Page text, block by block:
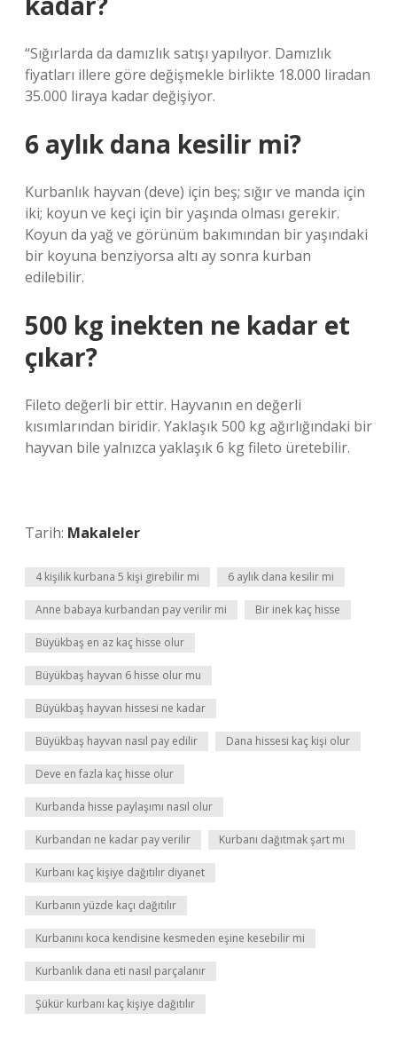
“Sığırlarda da damızlık satışı yapılıyor. Damızlık
fiyatları illere göre değişmekle birlikte 18.000 liradan
35.000 liraya kadar değişiyor.
6 aylık dana kesilir mi?
Kurbanlık hayvan (deve) için beş; sığır ve manda için
iki; koyun ve keçi için bir yaşında olması gerekir.
Koyun da yağ ve görünüm bakımından bir yaşındaki
bir koyuna benziyorsa altı ay sonra kurban
edilebilir.
500 kg inekten ne kadar et
çıkar?
Fileto değerli bir ettir. Hayvanın en değerli
kısımlarından biridir. Yaklaşık 500 kg ağırlığındaki bir
hayvan bile yalnızca yaklaşık 6 kg fileto üretebilir.
Tarih: Makaleler
4 kişilik kurbana 5 kişi girebilir mi 6 aylık dana kesilir mi
Anne babaya kurbandan pay verilir mi Bir inek kaç hisse
Büyükbaş en az kaç hisse olur
Büyükbaş hayvan 6 hisse olur mu
Büyükbaş hayvan hissesi ne kadar
Büyükbaş hayvan nasıl pay edilir Dana hissesi kaç kişi olur
Deve en fazla kaç hisse olur
Kurbanda hisse paylaşımı nasıl olur
Kurbandan ne kadar pay verilir Kurbanı dağıtmak şart mı
Kurbanı kaç kişiye dağıtılır diyanet
Kurbanın yüzde kaçı dağıtılır
Kurbanını koca kendisine kesmeden eşine kesebilir mi
Kurbanlık dana eti nasıl parçalanır
Şükür kurbanı kaç kişiye dağıtılır